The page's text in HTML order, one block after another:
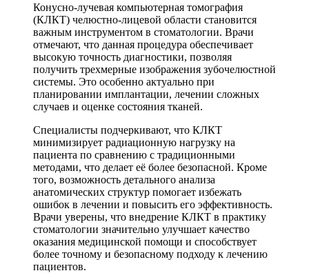
Конусно-лучевая компьютерная томография
(КЛКТ) челюстно-лицевой области становится
важным инструментом в стоматологии. Врачи
отмечают, что данная процедура обеспечивает
высокую точность диагностики, позволяя
получить трехмерные изображения зубочелюстной
системы. Это особенно актуально при
планировании имплантации, лечении сложных
случаев и оценке состояния тканей.
Специалисты подчеркивают, что КЛКТ
минимизирует радиационную нагрузку на
пациента по сравнению с традиционными
методами, что делает её более безопасной. Кроме
того, возможность детального анализа
анатомических структур помогает избежать
ошибок в лечении и повысить его эффективность.
Врачи уверены, что внедрение КЛКТ в практику
стоматологии значительно улучшает качество
оказания медицинской помощи и способствует
более точному и безопасному подходу к лечению
пациентов.